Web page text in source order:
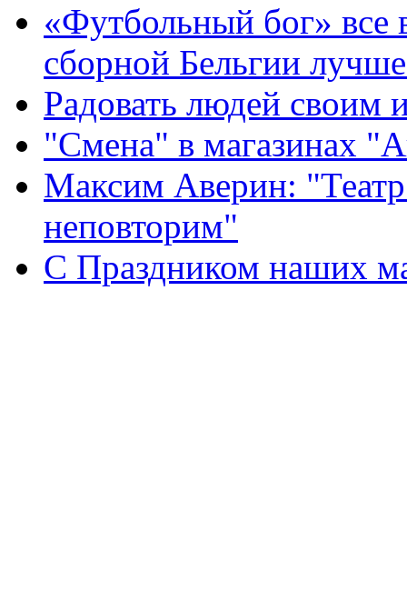
«Футбольный бог» все
сборной Бельгии
Радовать людей своим
"Смена" в магазинах
Максим Аверин:
неповторим"
С Праздником наших